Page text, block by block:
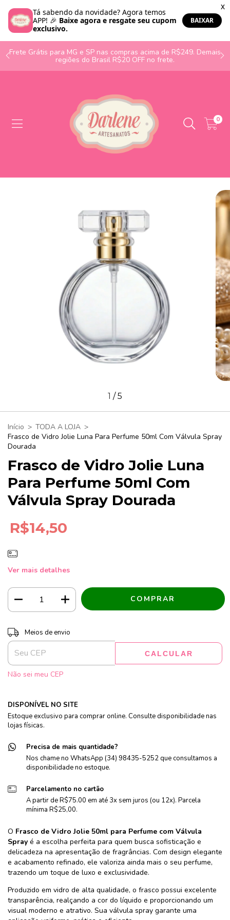
Frete Grátis para MG e SP nas compras acima de R$249. Demais
regiões do Brasil R$20 OFF no frete.
0
1 /5
Início > TODA A LOJA >
Frasco de Vidro Jolie Luna Para Perfume 50ml Com Válvula Spray
Dourada
Frasco de Vidro Jolie Luna
Para Perfume 50ml Com
Válvula Spray Dourada
R$14,50
Ver mais detalhes
Entregas para o CEP:
Meios de envio
CALCULAR
Não sei meu CEP
DISPONÍVEL NO SITE
Estoque exclusivo para comprar online. Consulte disponibilidade nas
lojas físicas.
Precisa de mais quantidade?
Nos chame no WhatsApp (34) 98435-5252 que consultamos a
disponibilidade no estoque.
Parcelamento no cartão
A partir de R$75.00 em até 3x sem juros (ou 12x). Parcela
mínima R$25,00.
O Frasco de Vidro Jolie 50ml para Perfume com Válvula
Spray é a escolha perfeita para quem busca sofisticação e
delicadeza na apresentação de fragrâncias. Com design elegante
e acabamento refinado, ele valoriza ainda mais o seu perfume,
trazendo um toque de luxo e exclusividade.
Produzido em vidro de alta qualidade, o frasco possui excelente
transparência, realçando a cor do líquido e proporcionando um
visual moderno e atrativo. Sua válvula spray garante uma